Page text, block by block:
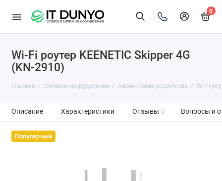
0
Wi-Fi роутер KEENETIC Skipper 4G
(KN-2910)
Главная Сетевое оборудование Абонентские устройства Wi-Fi
Описание Характеристики Отзывы 0 Вопросы и
Популярный